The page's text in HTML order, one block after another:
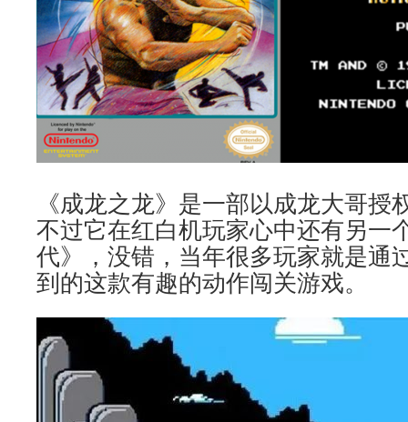
《成龙之龙》是一部以成龙大哥授
不过它在红白机玩家心中还有另
代》，没错，当年很多玩家就是通
到的这款有趣的动作闯关游戏。